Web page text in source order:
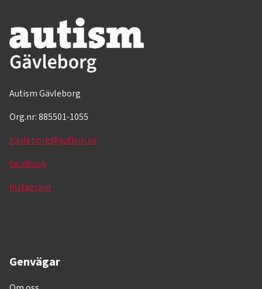
Autism Gävleborg
Org.nr: 885501-1055
gavleborg@autism.se
facebook
Instagram
Genvägar